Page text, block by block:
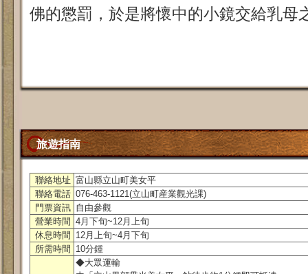
佛的懲罰，於是將懷中的小鏡交給乳母
旅遊指南
聯絡地址 富山縣立山町美女平
聯絡電話 076-463-1121(立山町産業觀光課)
門票資訊 自由參觀
營業時間 4月下旬~12月上旬
休息時間
12月上旬~4月下旬
所需時間
10分鍾
◆大眾運輸